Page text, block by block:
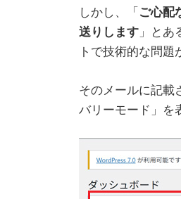
しかし、「ご心配
送りします 」と
トで技術的な問題
そのメールに記載
バリーモード」を